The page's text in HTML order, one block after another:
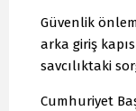
Güvenlik
arka giriş
savcılıktaki
Cumhuriyet